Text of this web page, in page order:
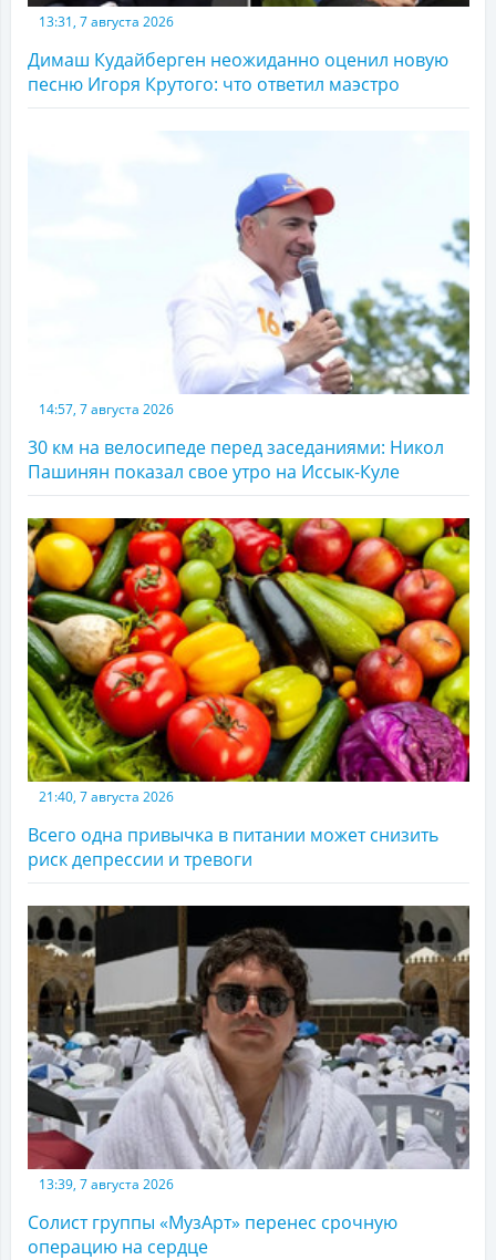
13:31, 7 августа 2026
Димаш Кудайберген неожиданно оценил новую
песню Игоря Крутого: что ответил маэстро
14:57, 7 августа 2026
30 км на велосипеде перед заседаниями: Никол
Пашинян показал свое утро на Иссык-Куле
21:40, 7 августа 2026
Всего одна привычка в питании может снизить
риск депрессии и тревоги
13:39, 7 августа 2026
Солист группы «МузАрт» перенес срочную
операцию на сердце